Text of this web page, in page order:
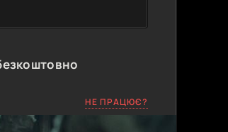
НЕ ПРАЦЮЄ?